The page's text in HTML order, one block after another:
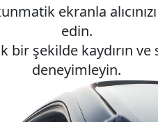
ekranla
edin.
bir şekilde kaydırın ve
deneyimleyin.